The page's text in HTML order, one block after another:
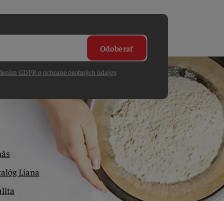
Odoberať
GDPR o ochrane osobných údajov.
Liana